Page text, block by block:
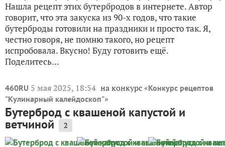
Нашла рецепт этих бутербродов в интернете. Автор
говорит, что эта закуска из 90-х годов, что такие
бутерброды готовили на праздники и просто так. Я,
честно говоря, не помню такого, но рецепт
испробовала. Вкусно! Буду готовить ещё.
Поделитесь...
460RU 5 мая 2025, 18:54 на конкурс «Конкурс рецептов
"Кулинарный калейдоскоп"»
Бутерброд с квашеной капустой и
ветчиной 2